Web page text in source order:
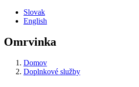
Slovak
English
Omrvinka
Domov
Doplnkové služby